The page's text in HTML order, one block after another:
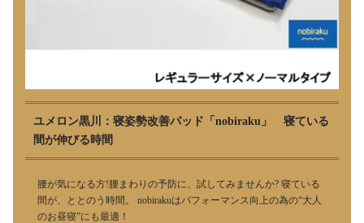
ユメロン黒川：寝姿勢改善パッド「nobiraku」 寝ている
間が伸びる時間
腰が気になる方!腰まわりの予防に、試してみませんか? 寝ている
間が、ととのう時間。 nobirakuはパフォーマンス向上の為の“大人
のお昼寝”にも最適！